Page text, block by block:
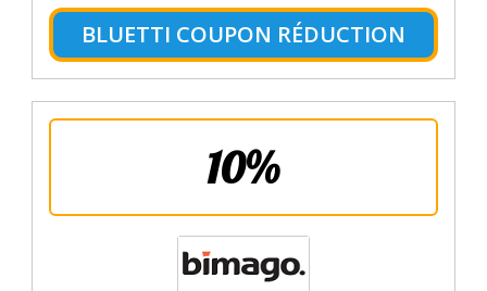
BLUETTI COUPON RÉDUCTION
10%